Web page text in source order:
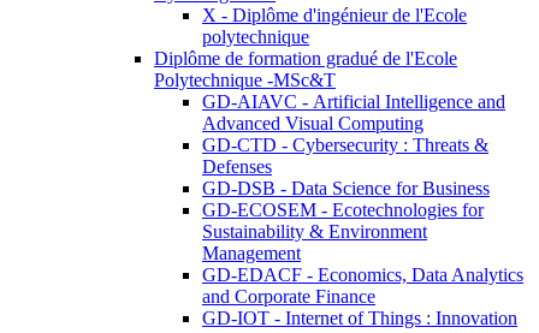
X - Diplôme d'ingénieur de l'Ecole
polytechnique
Diplôme de formation gradué de l'Ecole
Polytechnique -MSc&T
GD-AIAVC - Artificial Intelligence and
Advanced Visual Computing
GD-CTD - Cybersecurity : Threats &
Defenses
GD-DSB - Data Science for Business
GD-ECOSEM - Ecotechnologies for
Sustainability & Environment
Management
GD-EDACF - Economics, Data Analytics
and Corporate Finance
GD-IOT - Internet of Things : Innovation